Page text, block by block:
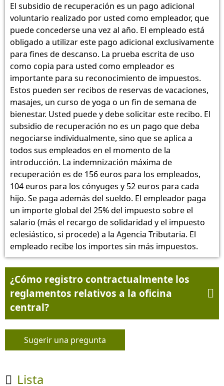
El subsidio de recuperación es un pago adicional
voluntario realizado por usted como empleador, que
puede concederse una vez al año. El empleado está
obligado a utilizar este pago adicional exclusivamente
para fines de descanso. La prueba escrita de uso
como copia para usted como empleador es
importante para su reconocimiento de impuestos.
Estos pueden ser recibos de reservas de vacaciones,
masajes, un curso de yoga o un fin de semana de
bienestar. Usted puede y debe solicitar este recibo. El
subsidio de recuperación no es un pago que deba
negociarse individualmente, sino que se aplica a
todos sus empleados en el momento de la
introducción. La indemnización máxima de
recuperación es de 156 euros para los empleados,
104 euros para los cónyuges y 52 euros para cada
hijo. Se paga además del sueldo. El empleador paga
un importe global del 25% del impuesto sobre el
salario (más el recargo de solidaridad y el impuesto
eclesiástico, si procede) a la Agencia Tributaria. El
empleado recibe los importes sin más impuestos.
¿Cómo registro contractualmente los
reglamentos relativos a la oficina
central?

Sugerir una pregunta
 Lista